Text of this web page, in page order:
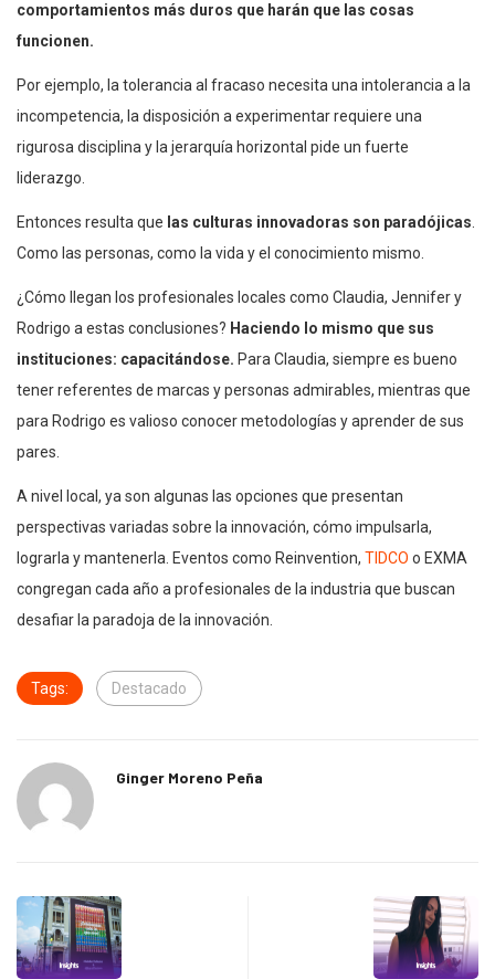
comportamientos más duros que harán que las cosas
funcionen.
Por ejemplo, la tolerancia al fracaso necesita una intolerancia a la
incompetencia, la disposición a experimentar requiere una
rigurosa disciplina y la jerarquía horizontal pide un fuerte
liderazgo.
Entonces resulta que las culturas innovadoras son paradójicas.
Como las personas, como la vida y el conocimiento mismo.
¿Cómo llegan los profesionales locales como Claudia, Jennifer y
Rodrigo a estas conclusiones? Haciendo lo mismo que sus
instituciones: capacitándose. Para Claudia, siempre es bueno
tener referentes de marcas y personas admirables, mientras que
para Rodrigo es valioso conocer metodologías y aprender de sus
pares.
A nivel local, ya son algunas las opciones que presentan
perspectivas variadas sobre la innovación, cómo impulsarla,
lograrla y mantenerla. Eventos como Reinvention, TIDCO o EXMA
congregan cada año a profesionales de la industria que buscan
desafiar la paradoja de la innovación.
Tags: Destacado
Ginger Moreno Peña